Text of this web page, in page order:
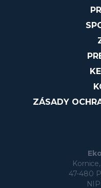
ZÁSADY
47-480